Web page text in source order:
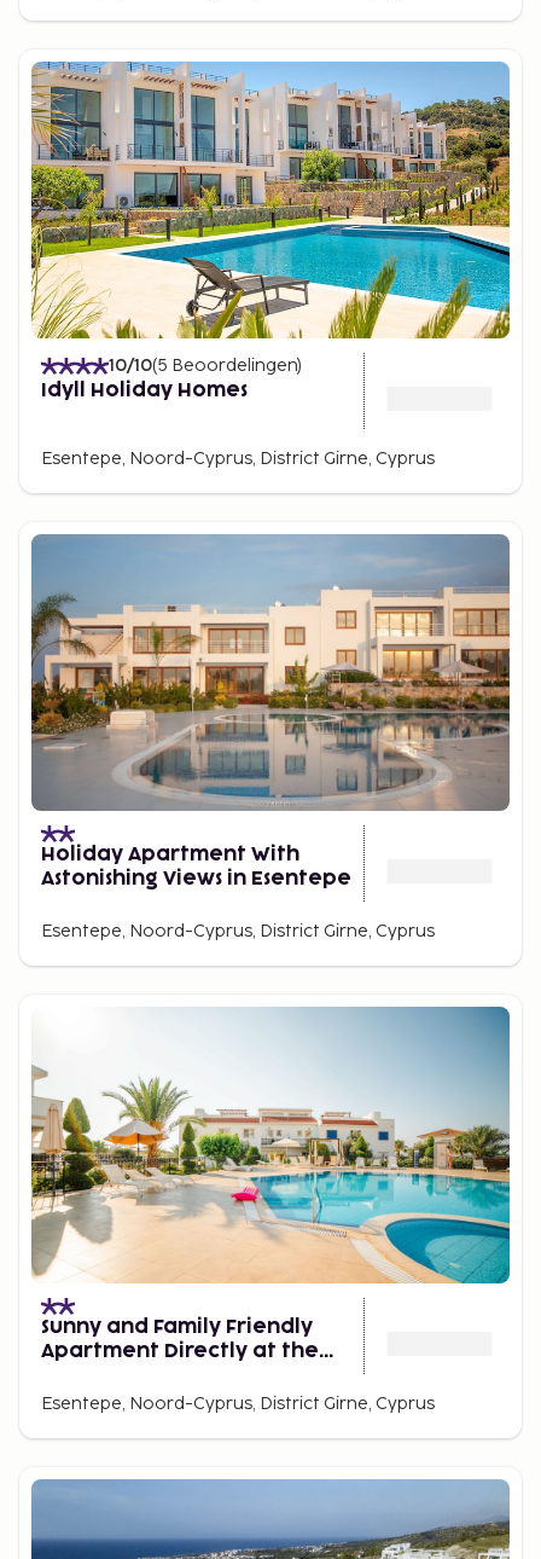
10/10(5 Beoordelingen)
Idyll Holiday Homes
Esentepe, Noord-Cyprus, District Girne, Cyprus
Holiday Apartment With
Astonishing Views in Esentepe
Esentepe, Noord-Cyprus, District Girne, Cyprus
Sunny and Family Friendly
Apartment Directly at the
Esentepe, Noord-Cyprus, District Girne, Cyprus